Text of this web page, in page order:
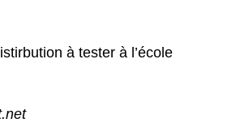
à tester à l’école